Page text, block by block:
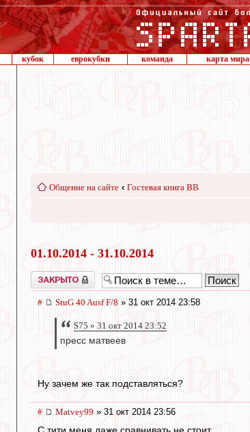
кубок еврокубки команда карта мира
Общение на сайте ‹ Гостевая книга ВВ
01.10.2014 - 31.10.2014
Закрыто
# StuG 40 Ausf F/8 » 31 окт 2014 23:58
S75 » 31 окт 2014 23:52
пресс матвеев
Ну зачем же так подставляться?
# Matvey99 » 31 окт 2014 23:56